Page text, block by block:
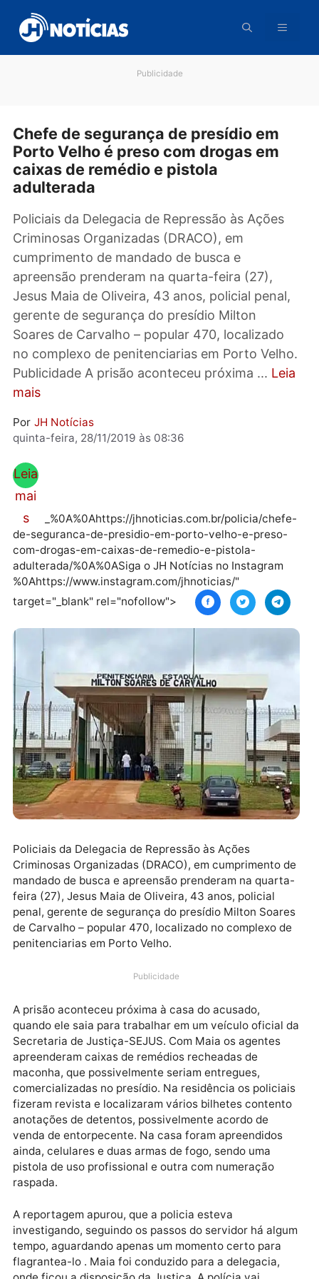
para
conteúdo
Chefe de segurança de presídio em
Porto Velho é preso com drogas em
caixas de remédio e pistola
Policiais da Delegacia de Repressão às Ações
Criminosas Organizadas (DRACO), em
cumprimento de mandado de busca e
apreensão prenderam na quarta-feira (27),
Jesus Maia de Oliveira, 43 anos, policial
gerente de segurança do presídio Milton
Soares de Carvalho – popular 470, localizado
no complexo de penitenciarias em Porto
Publicidade A prisão aconteceu próxima ...
mais
Por JH Notícias
quinta-feira, 28/11/2019 às 08:36
Leia
mai
s
_%0A%0Ahttps://jhnoticias.com.br/policia/
de-seguranca-de-presidio-em-porto-velho-e-preso-
com-drogas-em-caixas-de-remedio-e-pistola-
adulterada/%0A%0ASiga o JH Notícias no Instagram
%0Ahttps://www.instagram.com/jhnoticias/"
target="_blank" rel="nofollow">
Policiais da Delegacia de Repressão às Ações
mandado de busca e apreensão prenderam na
penal, gerente de segurança do presídio Milton
de Carvalho – popular 470, localizado no complexo
penitenciarias em Porto Velho.
Publicidade
A prisão aconteceu próxima à casa do acusado,
quando ele saia para trabalhar em um veículo oficial
Secretaria de Justiça-SEJUS. Com Maia os agentes
apreenderam caixas de remédios recheadas de
maconha, que possivelmente seriam entregues,
comercializadas no presídio. Na residência os
fizeram revista e localizaram vários bilhetes
anotações de detentos, possivelmente acordo de
venda de entorpecente. Na casa foram apreendidos